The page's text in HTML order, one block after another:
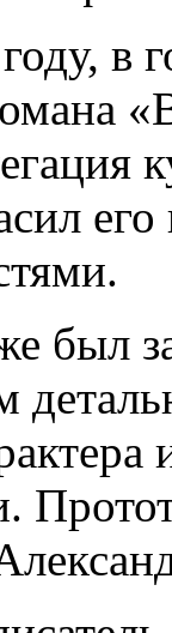
году,
был